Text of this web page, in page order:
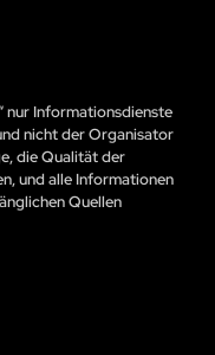
nur Informationsdienste
nicht der Organisator
die Qualität der
und alle Informationen
Quellen